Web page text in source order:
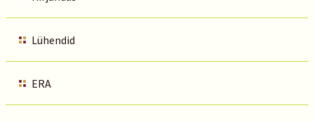
Lühendid
ERA